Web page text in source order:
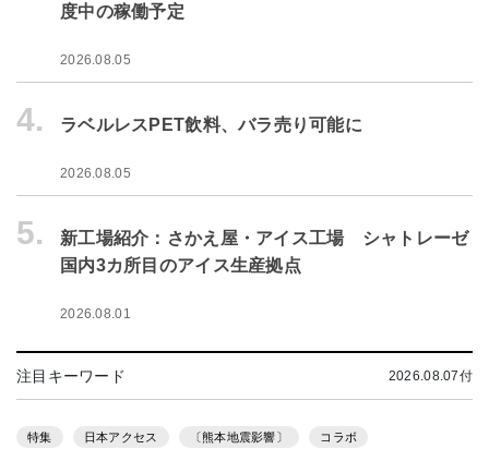
度中の稼働予定
2026.08.05
4. ラベルレスPET飲料、バラ売り可能に
2026.08.05
5.
新工場紹介：さかえ屋・アイス工場 シャトレーゼ
国内3カ所目のアイス生産拠点
2026.08.01
注目キーワード 2026.08.07付
特集 日本アクセス 〔熊本地震影響〕 コラボ